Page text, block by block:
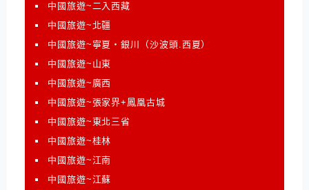
中國旅遊~二入西藏
中國旅遊~北疆
中國旅遊~寧夏‧銀川（沙波頭.西夏）
中國旅遊~山東
中國旅遊~廣西
中國旅遊~張家界+鳳凰古城
中國旅遊~東北三省
中國旅遊~桂林
中國旅遊~江南
中國旅遊~江蘇